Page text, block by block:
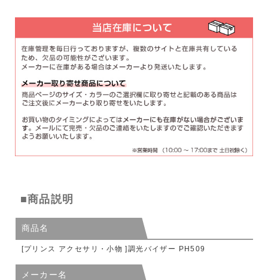
■商品説明
商品名
[プリンス アクセサリ・小物 ]調光バイザー PH509
メーカー名